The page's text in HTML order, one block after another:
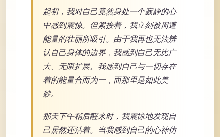
起初，我对自己竟然身处一个寂静的心
中感到震惊。但紧接着，我立刻被周遭
能量的壮丽所吸引。由于我再也无法辨
认自己身体的边界，我感到自己无比广
大、无限扩展。我感到自己与一切存在
着的能量合而为一，而那里是如此美
妙。
那天下午稍后醒来时，我震惊地发现自
己居然还活着。当我感到自己的心神仿